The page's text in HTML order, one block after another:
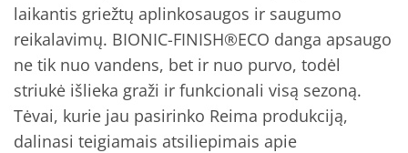
laikantis griežtų aplinkosaugos ir saugumo
reikalavimų. BIONIC-FINISH®ECO danga apsaugo
ne tik nuo vandens, bet ir nuo purvo, todėl
striukė išlieka graži ir funkcionali visą sezoną.
Tėvai, kurie jau pasirinko Reima produkciją,
dalinasi teigiamais atsiliepimais apie